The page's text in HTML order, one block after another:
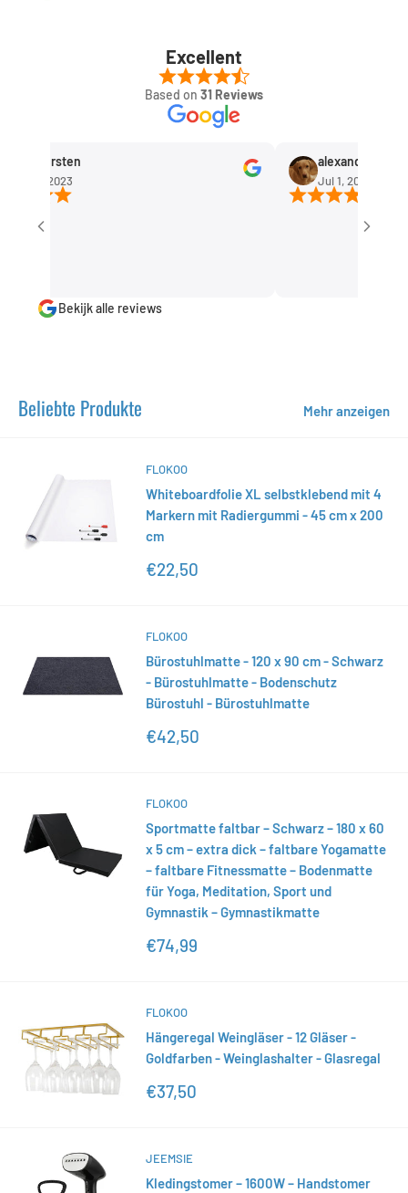
Excellent
Based on 31 Reviews
Kersten
11, 2023
alexandra huisman
Jul 1, 2023
Bekijk alle reviews
Beliebte Produkte Mehr anzeigen
FLOKOO
Whiteboardfolie XL selbstklebend mit 4
Markern mit Radiergummi - 45 cm x 200
cm
Sonderpreis
€22,50
FLOKOO
Bürostuhlmatte - 120 x 90 cm - Schwarz
- Bürostuhlmatte - Bodenschutz
Bürostuhl - Bürostuhlmatte
Sonderpreis
€42,50
FLOKOO
Sportmatte faltbar – Schwarz – 180 x 60
x 5 cm – extra dick – faltbare Yogamatte
– faltbare Fitnessmatte – Bodenmatte
für Yoga, Meditation, Sport und
Gymnastik – Gymnastikmatte
Sonderpreis
€74,99
FLOKOO
Hängeregal Weingläser - 12 Gläser -
Goldfarben - Weinglashalter - Glasregal
Sonderpreis
€37,50
JEEMSIE
Kledingstomer – 1600W – Handstomer